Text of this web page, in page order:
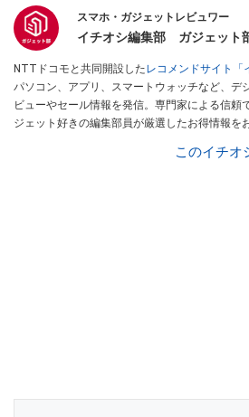
スマホ・ガジェットレビュワー
イチオシ編集部 ガジェット
NTTドコモと共同開設したレコメンドサイト「
パソコン、アプリ、スマートウォッチなど、デ
ビューやセール情報を発信。専門家による信頼
ジェット好きの編集部員が厳選したお得情報を
このイチオ